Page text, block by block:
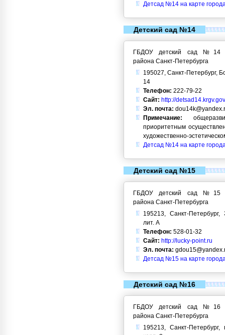
Детсад №14 на карте
Детский сад №14
ГБДОУ детский сад №14
района Санкт-Петербурга
195027, Санкт-Петербург,
14
Телефон: 222-79-22
Сайт: http://
Эл. почта:
Примечание:
приоритетным
художественно-
Детсад №14 на карте
Детский сад №15
ГБДОУ детский сад №15
района Санкт-Петербурга
195213, Санкт-
лит. А
Телефон: 528-01-32
Сайт: http://lucky-point.ru
Эл. почта:
Детсад №15 на карте
Детский сад №16
ГБДОУ детский сад №16
района Санкт-Петербурга
195213, Санкт-